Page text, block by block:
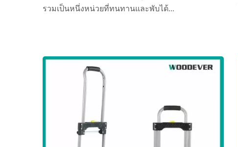
รวมเป็นหนึ่งหน่วยที่ทนทานและพับได้...